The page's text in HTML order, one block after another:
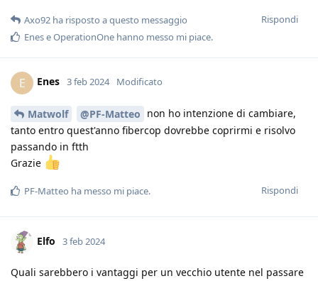
Rispondi
Axo92 ha risposto a questo messaggio
EneseOperationOne hanno messo mi piace.
E Enes 3 feb 2024 Modificato
Matwolf @PF-Matteo non ho intenzione di cambiare,
tanto entro quest'anno fibercop dovrebbe coprirmi e risolvo
passando in ftth
Grazie
Rispondi
PF-Matteo ha messo mi piace.
Elfo 3 feb 2024
Quali sarebbero i vantaggi per un vecchio utente nel passare